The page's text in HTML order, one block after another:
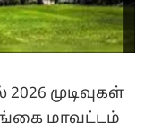
முடிவுகள்
மாவட்டம்